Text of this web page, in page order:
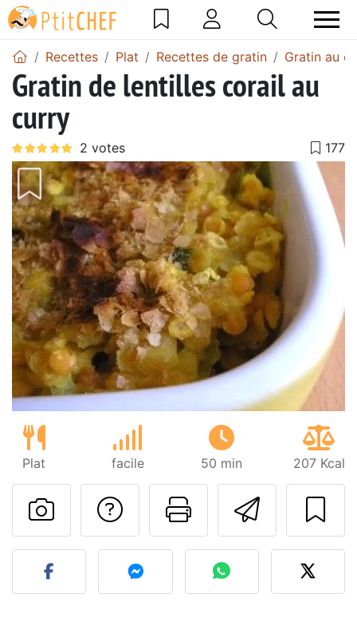
Recettes Plat Recettes de gratin Gratin au
Gratin de lentilles corail au
curry
Plat facile 50 min 207 Kcal
Imprimer
Poser une
Publier votre photo de